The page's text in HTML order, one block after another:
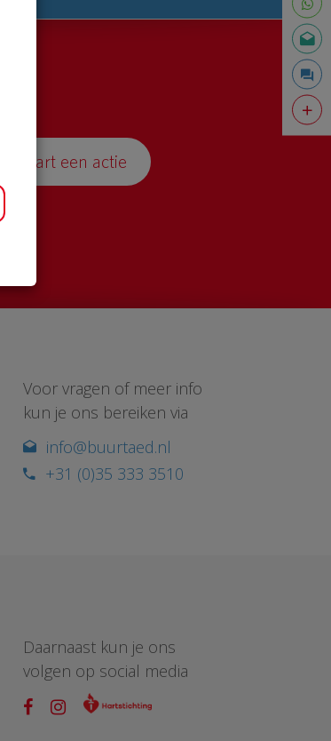
Start een actie
Voor vragen of meer info
kun je ons bereiken via
info@buurtaed.nl
+31 (0)35 333 3510
Daarnaast kun je ons
volgen op social media